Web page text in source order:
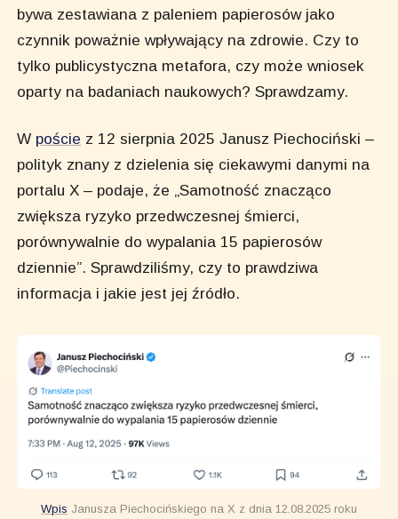
bywa zestawiana z paleniem papierosów jako
czynnik poważnie wpływający na zdrowie. Czy to
tylko publicystyczna metafora, czy może wniosek
oparty na badaniach naukowych? Sprawdzamy.
W poście z 12 sierpnia 2025 Janusz Piechociński –
polityk znany z dzielenia się ciekawymi danymi na
portalu X – podaje, że „Samotność znacząco
zwiększa ryzyko przedwczesnej śmierci,
porównywalnie do wypalania 15 papierosów
dziennie”. Sprawdziliśmy, czy to prawdziwa
informacja i jakie jest jej źródło.
Wpis Janusza Piechocińskiego na X z dnia 12.08.2025 roku